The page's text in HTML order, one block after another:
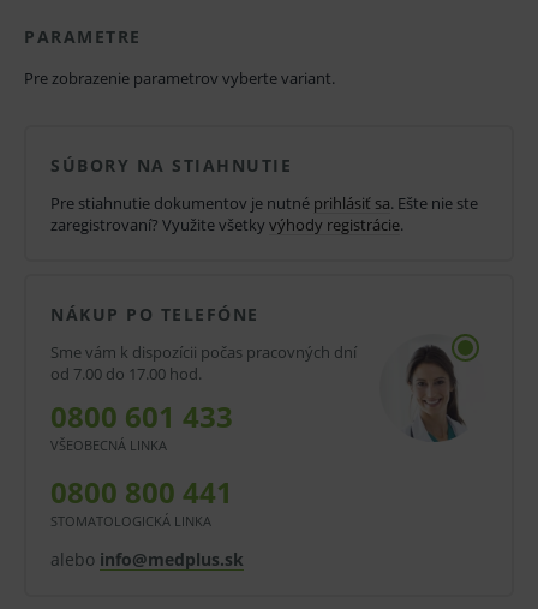
koža
Vynikajúce hmatové vlastnosti a vysoký
Sempercare® Velvet sú zamatovo mäkkou a veľmi
ľahkou alternatívou bez latexu pre tých, ktorí hľadajú
receptúra materiálu dovoľuje pri zníženej hrúbke
steny maximálnu ochranu pred infekciami a okrem
toho ponúka vynikajúce pohodlie pri nosení.
Zamatovo hebký levanduľovo modrý materiál priľne
alebo namáhanou pokožkou.
V prípade porušenia zapečateného obalu tohto
tovaru nie je z dôvodu ochrany zdravia alebo
PARAMETRE
Pre zobrazenie parametrov vyberte variant.
SÚBORY NA STIAHNUTIE
Pre stiahnutie dokumentov je nutné prihlásiť sa. Ešte nie ste
zaregistrovaní? Využite všetky výhody registrácie.
NÁKUP PO TELEFÓNE
Sme vám k dispozícii počas pracovných dní
od 7.00 do 17.00 hod.
0800 601 433
VŠEOBECNÁ LINKA
0800 800 441
STOMATOLOGICKÁ LINKA
alebo info@medplus.sk